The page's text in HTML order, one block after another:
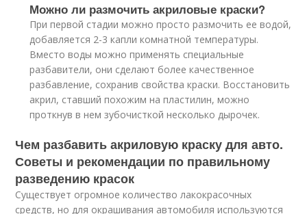
Можно ли размочить акриловые краски?
При первой стадии можно просто размочить ее водой,
добавляется 2-3 капли комнатной температуры.
Вместо воды можно применять специальные
разбавители, они сделают более качественное
разбавление, сохранив свойства краски. Восстановить
акрил, ставший похожим на пластилин, можно
проткнув в нем зубочисткой несколько дырочек.
Чем разбавить акриловую краску для авто.
Советы и рекомендации по правильному
разведению красок
Существует огромное количество лакокрасочных
средств, но для окрашивания автомобиля используются